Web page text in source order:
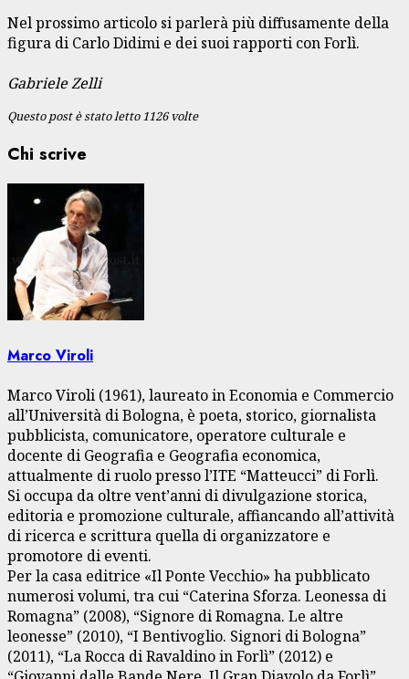
Nel prossimo articolo si parlerà più diffusamente della
figura di Carlo Didimi e dei suoi rapporti con Forlì.
Gabriele Zelli
Questo post è stato letto 1126 volte
Chi scrive
Marco Viroli
Marco Viroli (1961), laureato in Economia e Commercio
all’Università di Bologna, è poeta, storico, giornalista
pubblicista, comunicatore, operatore culturale e
docente di Geografia e Geografia economica,
attualmente di ruolo presso l’ITE “Matteucci” di Forlì.
Si occupa da oltre vent’anni di divulgazione storica,
editoria e promozione culturale, affiancando all’attività
di ricerca e scrittura quella di organizzatore e
promotore di eventi.
Per la casa editrice «Il Ponte Vecchio» ha pubblicato
numerosi volumi, tra cui “Caterina Sforza. Leonessa di
Romagna” (2008), “Signore di Romagna. Le altre
leonesse” (2010), “I Bentivoglio. Signori di Bologna”
(2011), “La Rocca di Ravaldino in Forlì” (2012) e